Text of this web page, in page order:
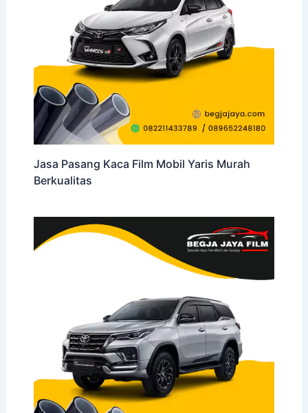
Jasa Pasang Kaca Film Mobil Yaris Murah
Berkualitas